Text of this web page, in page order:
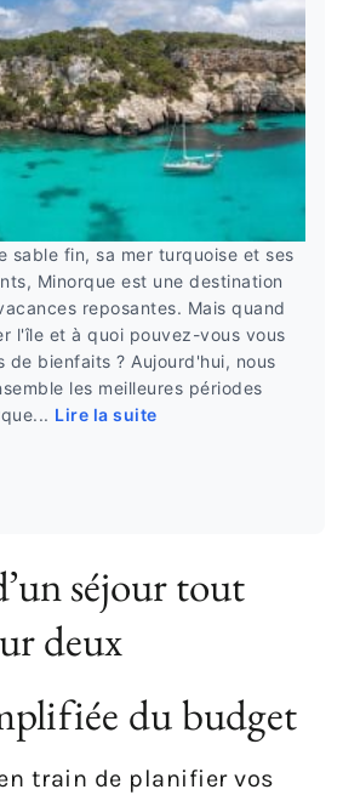
sable fin, sa mer turquoise et ses
Minorque est une destination
reposantes. Mais quand
l'île et à quoi pouvez-vous vous
de bienfaits ? Aujourd'hui, nous
les meilleures périodes
Lire la suite
séjour tout
deux
du budget
train de planifier vos